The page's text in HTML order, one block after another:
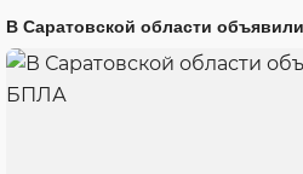
В Саратовской области